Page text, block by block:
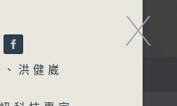
識會社
X
洪健崴